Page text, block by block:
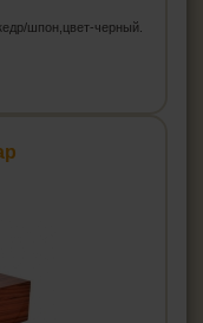
шпон,цвет-черный.